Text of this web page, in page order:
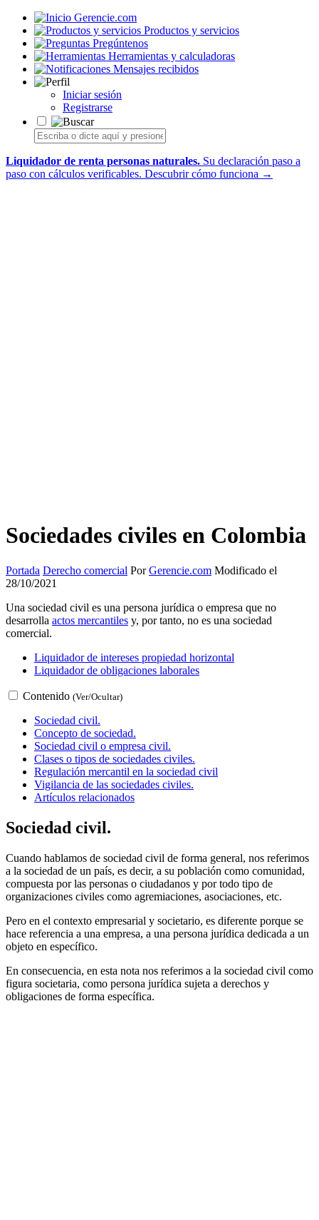
Gerencie.com
Productos y servicios
Pregúntenos
Herramientas y calculadoras
Mensajes recibidos
Iniciar sesión
Registrarse
Liquidador de renta personas naturales. Su declaración paso a
paso con cálculos verificables. Descubrir cómo funciona →
Sociedades civiles en Colombia
Portada Derecho comercial PorGerencie.com Modificado el
28/10/2021
Una sociedad civil es una persona jurídica o empresa que no
desarrolla actos mercantiles y, por tanto, no es una sociedad
comercial.
Liquidador de intereses propiedad horizontal
Liquidador de obligaciones laborales
Contenido (Ver/Ocultar)
Sociedad civil.
Concepto de sociedad.
Sociedad civil o empresa civil.
Clases o tipos de sociedades civiles.
Regulación mercantil en la sociedad civil
Vigilancia de las sociedades civiles.
Artículos relacionados
Sociedad civil.
Cuando hablamos de sociedad civil de forma general, nos referimos
a la sociedad de un país, es decir, a su población como comunidad,
compuesta por las personas o ciudadanos y por todo tipo de
organizaciones civiles como agremiaciones, asociaciones, etc.
Pero en el contexto empresarial y societario, es diferente porque se
hace referencia a una empresa, a una persona jurídica dedicada a un
objeto en específico.
En consecuencia, en esta nota nos referimos a la sociedad civil como
figura societaria, como persona jurídica sujeta a derechos y
obligaciones de forma específica.